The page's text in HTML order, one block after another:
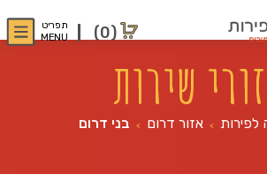
(0)
תפריט
MENU
שירות
לפירות > אזור דרום > בני דרום